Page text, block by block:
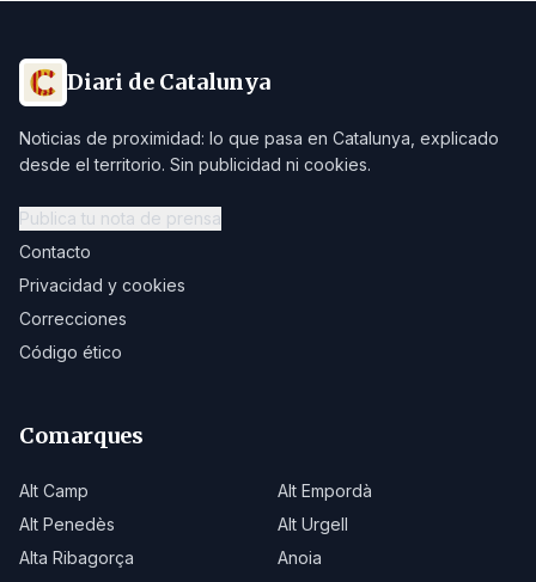
Diari de Catalunya
Noticias de proximidad: lo que pasa en Catalunya, explicado
desde el territorio. Sin publicidad ni cookies.
Publica tu nota de prensa
Contacto
Privacidad y cookies
Correcciones
Código ético
Comarques
Alt Camp
Alt Empordà
Alt Penedès
Alt Urgell
Alta Ribagorça
Anoia